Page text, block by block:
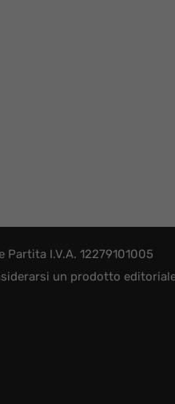
Partita I.V.A. 12279101005
un prodotto